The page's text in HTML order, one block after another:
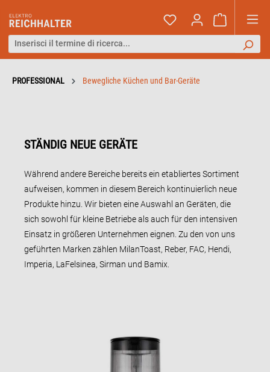
PROFESSIONAL Bewegliche Küchen und Bar-Geräte
STÄNDIG NEUE GERÄTE
Während andere Bereiche bereits ein etabliertes Sortiment
aufweisen, kommen in diesem Bereich kontinuierlich neue
Produkte hinzu. Wir bieten eine Auswahl an Geräten, die
sich sowohl für kleine Betriebe als auch für den intensiven
Einsatz in größeren Unternehmen eignen. Zu den von uns
geführten Marken zählen MilanToast, Reber, FAC, Hendi,
Imperia, LaFelsinea, Sirman und Bamix.